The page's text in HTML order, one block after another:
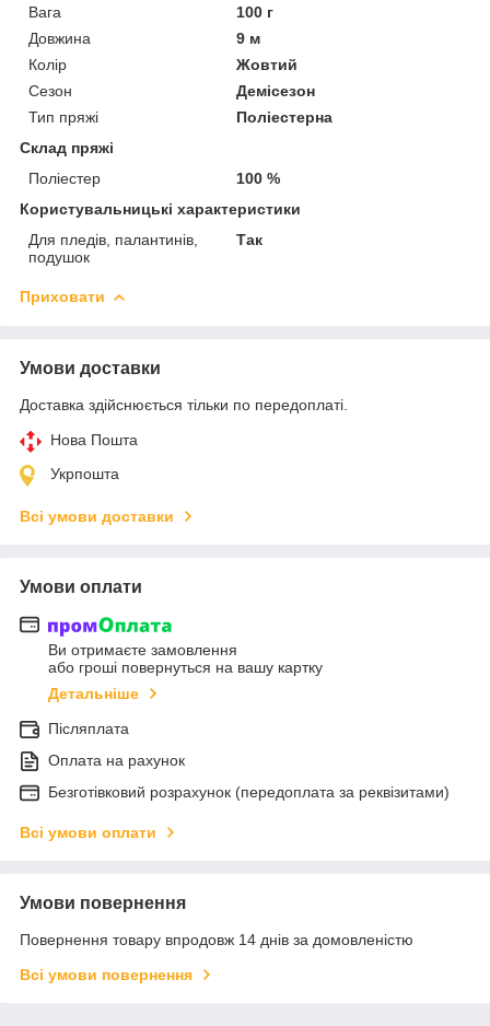
Вага
100 г
Довжина
9 м
Колір
Жовтий
Сезон
Демісезон
Тип пряжі
Поліестерна
Склад пряжі
Поліестер
100 %
Користувальницькі характеристики
Для пледів, палантинів,
подушок
Так
Приховати
Умови доставки
Доставка здійснюється тільки по передоплаті.
Нова Пошта
Укрпошта
Всі умови доставки
Умови оплати
Ви отримаєте замовлення
або гроші повернуться на вашу картку
Детальніше
Післяплата
Оплата на рахунок
Безготівковий розрахунок (передоплата за реквізитами)
Всі умови оплати
Умови повернення
Повернення товару впродовж 14 днів за домовленістю
Всі умови повернення